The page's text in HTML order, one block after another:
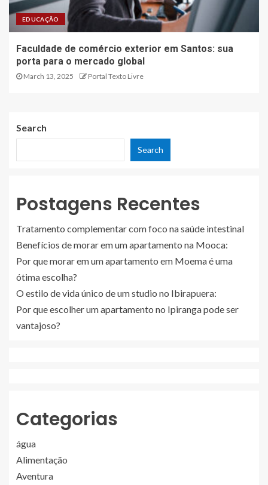
EDUCAÇÃO
Faculdade de comércio exterior em Santos: sua
porta para o mercado global
March 13, 2025 Portal Texto Livre
Search
Search
Postagens Recentes
Tratamento complementar com foco na saúde intestinal
Benefícios de morar em um apartamento na Mooca:
Por que morar em um apartamento em Moema é uma
ótima escolha?
O estilo de vida único de um studio no Ibirapuera:
Por que escolher um apartamento no Ipiranga pode ser
vantajoso?
Categorias
água
Alimentação
Aventura